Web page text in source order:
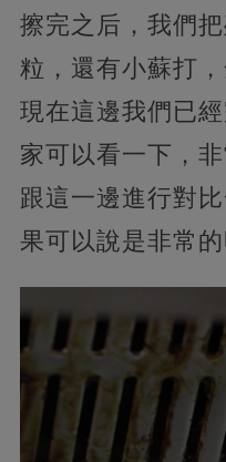
擦完之后，我們
粒，還有小蘇打
現在這邊我們已
家可以看一下，
跟這一邊進行對
果可以說是非常的